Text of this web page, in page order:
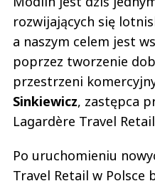
rozwijających się
a naszym celem jest
poprzez tworzenie
przestrzeni
Sinkiewicz, zastępca
Lagardère Travel
Po uruchomieniu
Travel Retail w Polsce